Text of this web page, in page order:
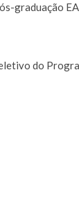
graduação
do